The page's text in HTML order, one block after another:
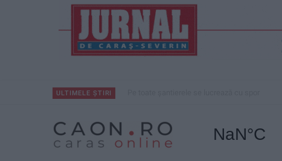
ULTIMELE ȘTIRI